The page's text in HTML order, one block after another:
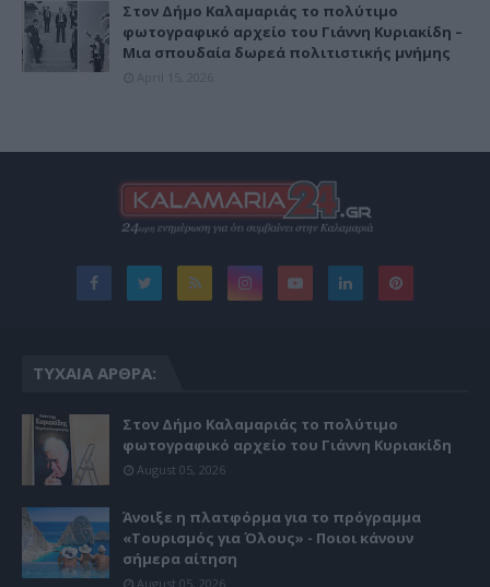
Στον Δήμο Καλαμαριάς το πολύτιμο
φωτογραφικό αρχείο του Γιάννη Κυριακίδη –
Μια σπουδαία δωρεά πολιτιστικής μνήμης
ΤΥΧΑΊΑ ΆΡΘΡΑ:
Στον Δήμο Καλαμαριάς το πολύτιμο
φωτογραφικό αρχείο του Γιάννη Κυριακίδη
August 05, 2026
Άνοιξε η πλατφόρμα για το πρόγραμμα
«Τουρισμός για Όλους» - Ποιοι κάνουν
σήμερα αίτηση
August 05, 2026